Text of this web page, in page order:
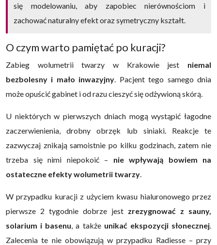
się modelowaniu, aby zapobiec nierównościom i
zachować naturalny efekt oraz symetryczny kształt.
O czym warto pamiętać po kuracji?
Zabieg wolumetrii twarzy w Krakowie jest niemal
bezbolesny i mało inwazyjny . Pacjent tego samego dnia
może opuścić gabinet i od razu cieszyć się odżywioną skórą.
U niektórych w pierwszych dniach mogą wystąpić łagodne
zaczerwienienia, drobny obrzęk lub siniaki. Reakcje te
zazwyczaj znikają samoistnie po kilku godzinach, zatem nie
trzeba się nimi niepokoić – nie wpływają bowiem na
ostateczne efekty wolumetrii twarzy
W przypadku kuracji z użyciem kwasu hialuronowego przez
pierwsze 2 tygodnie dobrze jest zrezygnować z sauny,
solarium i basenu , a takżeunikać ekspozycji słonecznej
Zalecenia te nie obowiązują w przypadku Radiesse – przy